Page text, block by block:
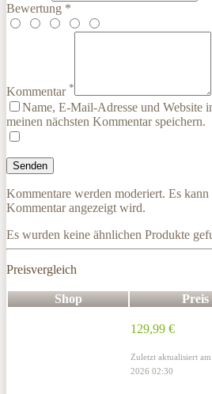
Bewertung *
Kommentar *
Name, E-Mail-Adresse und Website
meinen nächsten Kommentar speichern.
Kommentare werden moderiert. Es kann
Kommentar angezeigt wird.
Es wurden keine ähnlichen Produkte
Preisvergleich
Shop Preis
129,99 €
Zuletzt aktualisiert
2026 02:30